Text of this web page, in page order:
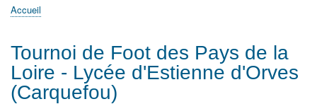
Accueil
ActualitésMATh.en.JEANS ?
Régions et Ateliers
Créer, gérer un atelier
Sujets/Publications
Congrès
d'Ariane
Accueil
Tournoi de Foot des Pays de la
Loire - Lycée d'Estienne d'Orves
(Carquefou)